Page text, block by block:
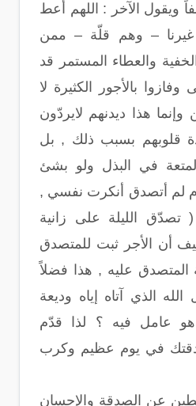
ويقول الآخر : اللهم أعط
غيرنا – وهم قلّة – ممن
والعطاء المستمر قد
وفازوا بالأجور الكثيرة لا
وإنما هذا ديدنهم لايردّون
قلوبهم بسبب ذلك , بل
في البذل ولو بشئ
لم أتصدق أنكرت نفسي ,
الليلة على زانية
أن الأجر ثبت للمتصدق
عليه , هذا فضلاً
الذي آتاه إياه وديعة
هو عامل فيه ؟ لذا قدّم
في يوم عظيم وكرب
عن الصدقة والإحسان